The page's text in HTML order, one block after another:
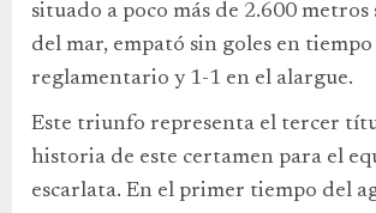
situado a poco más de 2.600 metros
del mar, empató sin goles en tiempo
reglamentario y 1-1 en el alargue.
Este triunfo representa el tercer
historia de este certamen para el
escarlata. En el primer tiempo del